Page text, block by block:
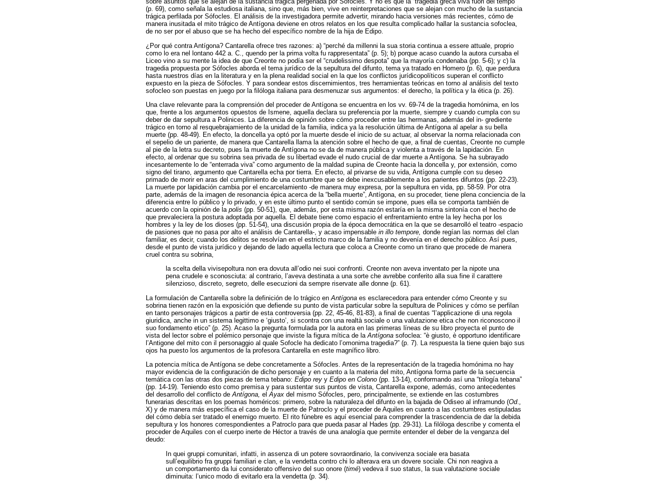
(p. 69), como señala la estudiosa italiana, sino que, más bien, vive en reinterpretaciones que se alejan con mucho de la sustancia
trágica perfilada por Sófocles. El análisis de la investigadora permite advertir, mirando hacia versiones más recientes, cómo de
manera inusitada el mito trágico de Antígona deviene en otros relatos en los que resulta complicado hallar la sustancia sofoclea,
de no ser por el abuso que se ha hecho del específico nombre de la hija de Edipo.
¿Por qué contra Antígona? Cantarella ofrece tres razones: a) “perché da millenni la sua storia continua a essere attuale, proprio
como lo era nel lontano 442 a. C., quendo per la prima volta fu rappresentata” (p. 5); b) porque acaso cuando la autora cursaba el
Liceo vino a su mente la idea de que Creonte no podía ser el “crudelissimo despota” que la mayoría condenaba (pp. 5-6); y c) la
tragedia propuesta por Sófocles aborda el tema jurídico de la sepultura del difunto, tema ya tratado en Homero (p. 6), que perdura
hasta nuestros días en la literatura y en la plena realidad social en la que los conflictos jurídicopolíticos superan el conflicto
expuesto en la pieza de Sófocles. Y para sondear estos discernimientos, tres herramientas teóricas en torno al análisis del texto
sofocleo son puestas en juego por la filóloga italiana para desmenuzar sus argumentos: el derecho, la política y la ética (p. 26).
Una clave relevante para la comprensión del proceder de Antígona se encuentra en los vv. 69-74 de la tragedia homónima, en los
que, frente a los argumentos opuestos de Ismene, aquella declara su preferencia por la muerte, siempre y cuando cumpla con su
deber de dar sepultura a Polinices. La diferencia de opinión sobre cómo proceder entre las hermanas, además del in- grediente
trágico en torno al resquebrajamiento de la unidad de la familia, indica ya la resolución última de Antígona al apelar a su bella
muerte (pp. 48-49). En efecto, la doncella ya optó por la muerte desde el inicio de su actuar, al observar la norma relacionada con
el sepelio de un pariente, de manera que Cantarella llama la atención sobre el hecho de que, a final de cuentas, Creonte no cumple
al pie de la letra su decreto, pues la muerte de Antígona no se da de manera pública y violenta a través de la lapidación. En
efecto, al ordenar que su sobrina sea privada de su libertad evade el nudo crucial de dar muerte a Antígona. Se ha subrayado
incesantemente lo de “enterrada viva” como argumento de la maldad supina de Creonte hacia la doncella y, por extensión, como
signo del tirano, argumento que Cantarella echa por tierra. En efecto, al privarse de su vida, Antígona cumple con su deseo
primado de morir en aras del cumplimiento de una costumbre que se debe inexcusablemente a los parientes difuntos (pp. 22-23).
La muerte por lapidación cambia por el encarcelamiento -de manera muy expresa, por la sepultura en vida, pp. 58-59. Por otra
parte, además de la imagen de resonancia épica acerca de la “bella muerte”, Antígona, en su proceder, tiene plena conciencia de la
diferencia entre lo público y lo privado, y en este último punto el sentido común se impone, pues ella se comporta también de
acuerdo con la opinión de la polis (pp. 50-51), que, además, por esta misma razón estaría en la misma sintonía con el hecho de
que prevaleciera la postura adoptada por aquella. El debate tiene como espacio el enfrentamiento entre la ley hecha por los
hombres y la ley de los dioses (pp. 51-54), una discusión propia de la época democrática en la que se desarrolló el teatro -espacio
de pasiones que no pasa por alto el análisis de Cantarella-, y acaso impensable in illo tempore, donde regían las normas del clan
familiar, es decir, cuando los delitos se resolvían en el estricto marco de la familia y no devenía en el derecho público. Así pues,
desde el punto de vista jurídico y dejando de lado aquella lectura que coloca a Creonte como un tirano que procede de manera
cruel contra su sobrina,
la scelta della vivisepoltura non era dovuta all’odio nei suoi confronti. Creonte non aveva inventato per la nipote una
pena crudele e sconosciuta: al contrario, l’aveva destinata a una sorte che avrebbe conferito alla sua fine il carattere
silenzioso, discreto, segreto, delle esecuzioni da sempre riservate alle donne (p. 61).
La formulación de Cantarella sobre la definición de lo trágico enAntígona es esclarecedora para entender cómo Creonte y su
sobrina tienen razón en la exposición que defiende su punto de vista particular sobre la sepultura de Polinices y cómo se perfilan
en tanto personajes trágicos a partir de esta controversia (pp. 22, 45-46, 81-83), a final de cuentas “l’applicazione di una regola
giuridica, anche in un sistema legittimo e ‘giusto’, si scontra con una realtà sociale o una valutazione etica che non riconoscono il
suo fondamento etico” (p. 25). Acaso la pregunta formulada por la autora en las primeras líneas de su libro proyecta el punto de
vista del lector sobre el polémico personaje que inviste la figura mítica de laAntígona sofoclea: “è giusto, è opportuno identificare
l’Antigone del mito con il personaggio al quale Sofocle ha dedicato l’omonima tragedia?” (p. 7). La respuesta la tiene quien bajo sus
ojos ha puesto los argumentos de la profesora Cantarella en este magnífico libro.
La potencia mítica de Antígona se debe concretamente a Sófocles. Antes de la representación de la tragedia homónima no hay
mayor evidencia de la configuración de dicho personaje y en cuanto a la materia del mito, Antígona forma parte de la secuencia
temática con las otras dos piezas de tema tebano: Edipo rey y Edipo en Colono (pp. 13-14), conformando así una “trilogía tebana”
(pp. 14-19). Teniendo esto como premisa y para sustentar sus puntos de vista, Cantarella expone, además, como antecedentes
del desarrollo del conflicto deAntígona, elAyax del mismo Sófocles, pero, principalmente, se extiende en las costumbres
funerarias descritas en los poemas homéricos: primero, sobre la naturaleza del difunto en la bajada de Odiseo al inframundo (Od.,
X) y de manera más específica el caso de la muerte de Patroclo y el proceder de Aquiles en cuanto a las costumbres estipuladas
del cómo debía ser tratado el enemigo muerto. El rito fúnebre es aquí esencial para comprender la trascendencia de dar la debida
sepultura y los honores correspondientes a Patroclo para que pueda pasar al Hades (pp. 29-31). La filóloga describe y comenta el
proceder de Aquiles con el cuerpo inerte de Héctor a través de una analogía que permite entender el deber de la venganza del
deudo:
In quei gruppi comunitari, infatti, in assenza di un potere sovraordinario, la convivenza sociale era basata
sull’equilibrio fra gruppi familiari e clan, e la vendetta contro chi lo alterava era un dovere sociale. Chi non reagiva a
un comportamento da lui considerato offensivo del suo onore (timé) vedeva il suo status, la sua valutazione sociale
diminuita: l’unico modo di evitarlo era la vendetta (p. 34).